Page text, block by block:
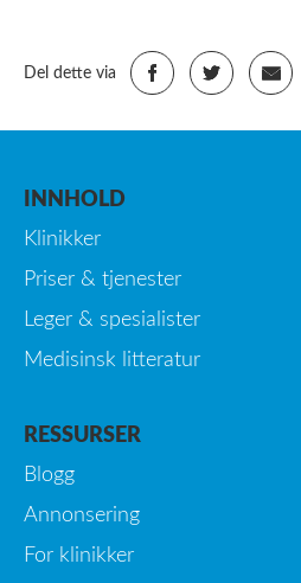
Del dette via
INNHOLD
Klinikker
Priser & tjenester
Leger & spesialister
Medisinsk litteratur
RESSURSER
Blogg
Annonsering
For klinikker